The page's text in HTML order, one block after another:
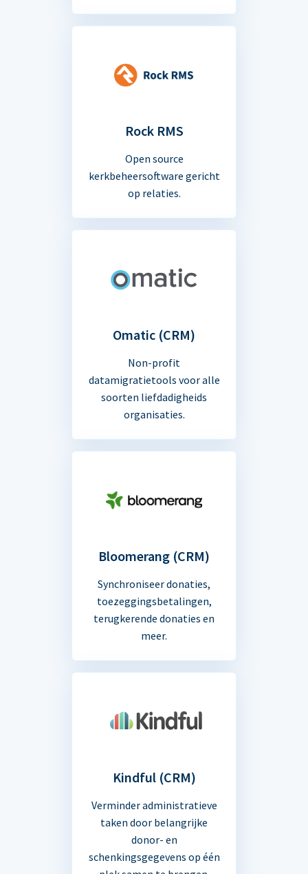
Rock RMS
Open source
kerkbeheersoftware gericht
op relaties.
Omatic (CRM)
Non-profit
datamigratietools voor alle
soorten liefdadigheids
organisaties.
Bloomerang (CRM)
Synchroniseer donaties,
toezeggingsbetalingen,
terugkerende donaties en
meer.
Kindful (CRM)
Verminder administratieve
taken door belangrijke
donor- en
schenkingsgegevens op één